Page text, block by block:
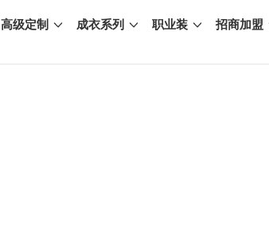
高级定制 成衣系列 职业装 招商加盟